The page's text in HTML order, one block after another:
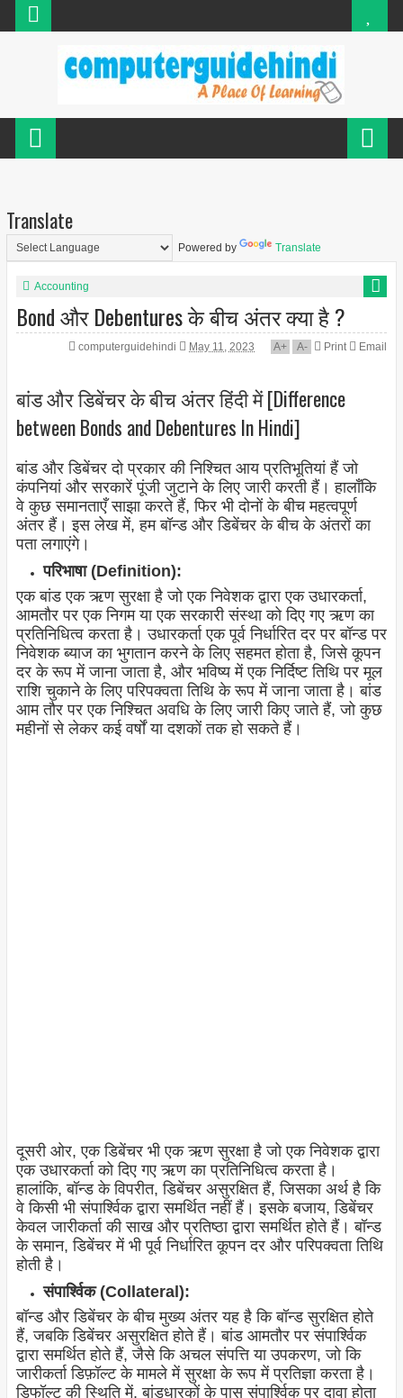
Translate
Powered by Translate
Accounting
Bond और Debentures के बीच अंतर क्या है ?
computerguidehindi May 11, 2023 A+ A- Print Email
बांड और डिबेंचर के बीच अंतर हिंदी में [Difference
between Bonds and Debentures In Hindi]
बांड और डिबेंचर दो प्रकार की निश्चित आय प्रतिभूतियां हैं जो
कंपनियां और सरकारें पूंजी जुटाने के लिए जारी करती हैं। हालाँकि
वे कुछ समानताएँ साझा करते हैं, फिर भी दोनों के बीच महत्वपूर्ण
अंतर हैं। इस लेख में, हम बॉन्ड और डिबेंचर के बीच के अंतरों का
पता लगाएंगे।
परिभाषा (Definition):
एक बांड एक ऋण सुरक्षा है जो एक निवेशक द्वारा एक उधारकर्ता,
आमतौर पर एक निगम या एक सरकारी संस्था को दिए गए ऋण का
प्रतिनिधित्व करता है। उधारकर्ता एक पूर्व निर्धारित दर पर बॉन्ड पर
निवेशक ब्याज का भुगतान करने के लिए सहमत होता है, जिसे कूपन
दर के रूप में जाना जाता है, और भविष्य में एक निर्दिष्ट तिथि पर मूल
राशि चुकाने के लिए परिपक्वता तिथि के रूप में जाना जाता है। बांड
आम तौर पर एक निश्चित अवधि के लिए जारी किए जाते हैं, जो कुछ
महीनों से लेकर कई वर्षों या दशकों तक हो सकते हैं।
दूसरी ओर, एक डिबेंचर भी एक ऋण सुरक्षा है जो एक निवेशक द्वारा
एक उधारकर्ता को दिए गए ऋण का प्रतिनिधित्व करता है।
हालांकि, बॉन्ड के विपरीत, डिबेंचर असुरक्षित हैं, जिसका अर्थ है कि
वे किसी भी संपार्श्विक द्वारा समर्थित नहीं हैं। इसके बजाय, डिबेंचर
केवल जारीकर्ता की साख और प्रतिष्ठा द्वारा समर्थित होते हैं। बॉन्ड
के समान, डिबेंचर में भी पूर्व निर्धारित कूपन दर और परिपक्वता तिथि
होती है।
संपार्श्विक (Collateral):
बॉन्ड और डिबेंचर के बीच मुख्य अंतर यह है कि बॉन्ड सुरक्षित होते
हैं, जबकि डिबेंचर असुरक्षित होते हैं। बांड आमतौर पर संपार्श्विक
द्वारा समर्थित होते हैं, जैसे कि अचल संपत्ति या उपकरण, जो कि
जारीकर्ता डिफ़ॉल्ट के मामले में सुरक्षा के रूप में प्रतिज्ञा करता है।
डिफॉल्ट की स्थिति में, बांडधारकों के पास संपार्श्विक पर दावा होता